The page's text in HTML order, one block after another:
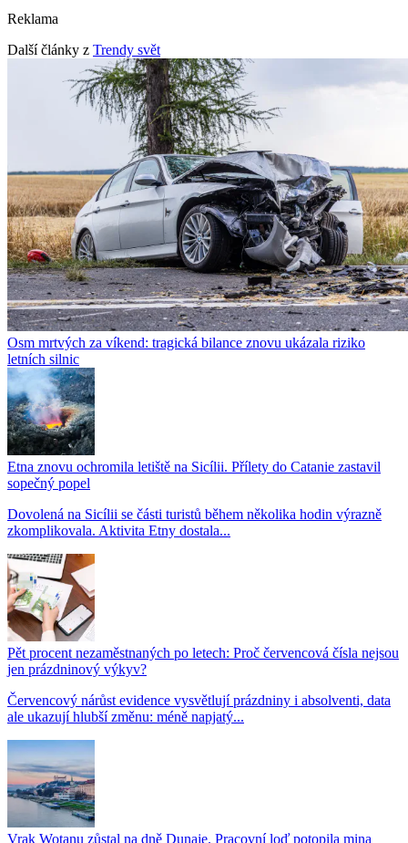
Reklama
Další články z Trendy svět
Osm mrtvých za víkend: tragická bilance znovu ukázala riziko
letních silnic
Etna znovu ochromila letiště na Sicílii. Přílety do Catanie zastavil
sopečný popel
Dovolená na Sicílii se části turistů během několika hodin výrazně
zkomplikovala. Aktivita Etny dostala...
Pět procent nezaměstnaných po letech: Proč červencová čísla nejsou
jen prázdninový výkyv?
Červencový nárůst evidence vysvětlují prázdniny i absolventi, data
ale ukazují hlubší změnu: méně napjatý...
Vrak Wotanu zůstal na dně Dunaje. Pracovní loď potopila mina